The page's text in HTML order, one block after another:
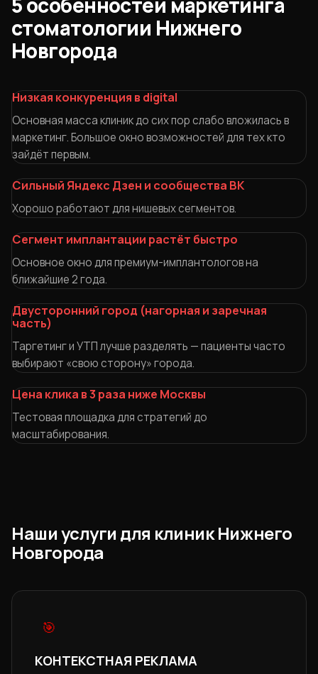
стоматологии Нижнего
Новгорода
Низкая конкуренция в digital
Основная масса клиник до сих пор слабо вложилась в
маркетинг. Большое окно возможностей для тех кто
зайдёт первым.
Сильный Яндекс Дзен и сообщества ВК
Хорошо работают для нишевых сегментов.
Сегмент имплантации растёт быстро
Основное окно для премиум-имплантологов на
ближайшие 2 года.
Двусторонний город (нагорная и заречная
часть)
Таргетинг и УТП лучше разделять — пациенты часто
выбирают «свою сторону» города.
Цена клика в 3 раза ниже Москвы
Тестовая площадка для стратегий до
масштабирования.
Наши услуги для клиник Нижнего
Новгорода
🎯
КОНТЕКСТНАЯ РЕКЛАМА